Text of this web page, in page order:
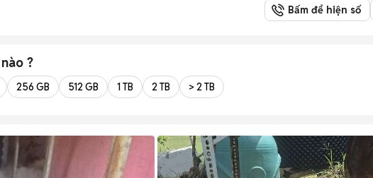
Bấm để hiện số
nào ?
256 GB 512 GB 1 TB 2 TB > 2 TB